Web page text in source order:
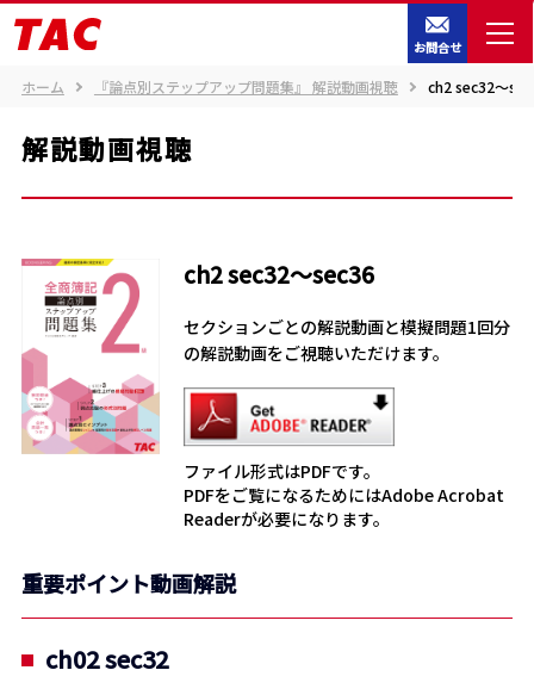
お問合せ
ホーム 『論点別ステップアップ問題集』 解説動画視聴 ch2 sec32～
解説動画視聴
ch2 sec32～sec36
セクションごとの解説動画と模擬問題1回分
の解説動画をご視聴いただけます。
ファイル形式はPDFです。
PDFをご覧になるためにはAdobe Acrobat
Readerが必要になります。
重要ポイント動画解説
ch02 sec32